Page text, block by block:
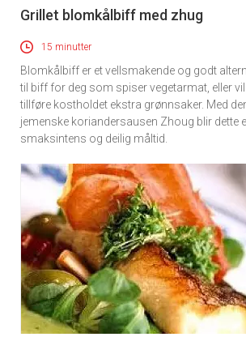
Grillet blomkålbiff med zhug
15 minutter
Blomkålbiff er et vellsmakende og godt
til biff for deg som spiser vegetarmat, eller vil
tillføre kostholdet ekstra grønnsaker. Med
jemenske koriandersausen Zhoug blir dette
smaksintens og deilig måltid.